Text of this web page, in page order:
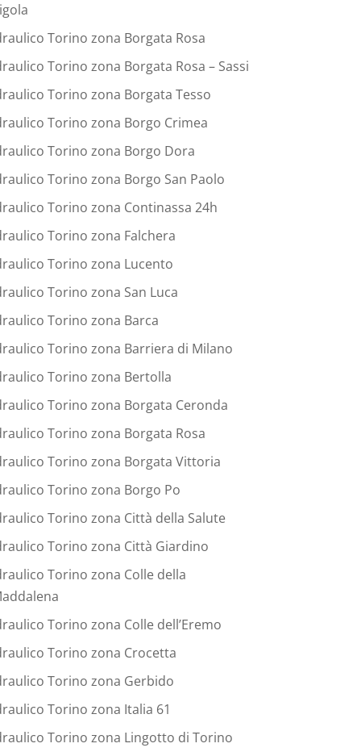
Torino zona Borgata Rosa
Torino zona Borgata Rosa – Sassi
Torino zona Borgata Tesso
Torino zona Borgo Crimea
Torino zona Borgo Dora
Torino zona Borgo San Paolo
Torino zona Continassa 24h
Torino zona Falchera
Torino zona Lucento
Torino zona San Luca
Torino zona Barca
Torino zona Barriera di Milano
Torino zona Bertolla
Torino zona Borgata Ceronda
Torino zona Borgata Rosa
Torino zona Borgata Vittoria
Torino zona Borgo Po
Torino zona Città della Salute
Torino zona Città Giardino
Torino zona Colle della
Torino zona Colle dell’Eremo
Torino zona Crocetta
Torino zona Gerbido
Torino zona Italia 61
Torino zona Lingotto di Torino